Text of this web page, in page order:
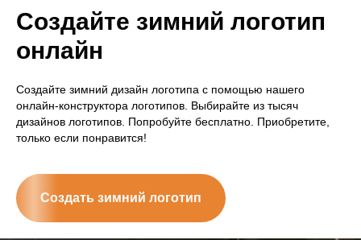
Создайте зимний логотип
онлайн
Создайте зимний дизайн логотипа с помощью нашего
онлайн-конструктора логотипов. Выбирайте из тысяч
дизайнов логотипов. Попробуйте бесплатно. Приобретите,
только если понравится!
Создать зимний логотип